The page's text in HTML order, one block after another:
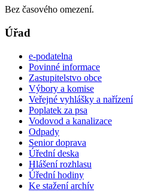
Bez časového omezení.
Úřad
e-podatelna
Povinné informace
Zastupitelstvo obce
Výbory a komise
Veřejné vyhlášky a nařízení
Poplatek za psa
Vodovod a kanalizace
Odpady
Senior doprava
Úřední deska
Hlášení rozhlasu
Úřední hodiny
Ke stažení archív